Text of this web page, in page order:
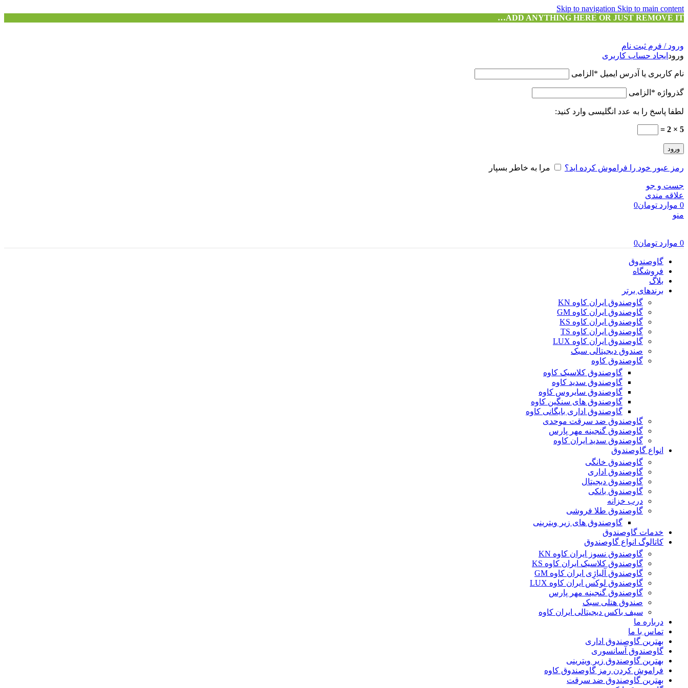
Skip to navigation Skip to main content
ADD ANYTHING HERE OR JUST REMOVE IT…
ورود / فرم ثبت نام
ورود ایجاد حساب کاربری
نام کاربری یا آدرس ایمیل * الزامی
گذرواژه * الزامی
لطفا پاسخ را به عدد انگلیسی وارد کنید:
5 × 2 =
ورود
رمز عبور خود را فراموش کرده اید؟ مرا به خاطر بسپار
جست و جو
علاقه مندی
0 موارد تومان0
منو
0 موارد تومان0
گاوصندوق
فروشگاه
بلاگ
برندهای برتر
گاوصندوق ایران کاوه KN
گاوصندوق ایران کاوه GM
گاوصندوق ایران کاوه KS
گاوصندوق ایران کاوه TS
گاوصندوق ایران کاوه LUX
صندوق دیجیتالی سبک
گاوصندوق کاوه
گاوصندوق کلاسیک کاوه
گاوصندوق سدید کاوه
گاوصندوق سایروس کاوه
گاوصندوق های سنگین کاوه
گاوصندوق اداری بایگانی کاوه
گاوصندوق ضد سرقت موحدی
گاوصندوق گنجینه مهر پارس
گاوصندوق سدید ایران کاوه
انواع گاوصندوق
گاوصندوق خانگی
گاوصندوق اداری
گاوصندوق دیجیتال
گاوصندوق بانکی
درب خزانه
گاوصندوق طلا فروشی
گاوصندوق های زیر ویترینی
خدمات گاوصندوق
کاتالوگ انواع گاوصندوق
گاوصندوق نسوز ایران کاوه KN
گاوصندوق کلاسیک ایران کاوه KS
گاوصندوق آلیاژِی ایران کاوه GM
گاوصندوق لوکس ایران کاوه LUX
گاوصندوق گنجینه مهر پارس
صندوق هتلی سبک
سیف باکس دیجیتالی ایران کاوه
درباره ما
تماس با ما
بهترین گاوصندوق اداری
گاوصندوق آسانسوری
بهترین گاوصندوق زیر ویترینی
فراموش کردن رمز گاوصندوق کاوه
بهترین گاوصندوق ضد سرقت